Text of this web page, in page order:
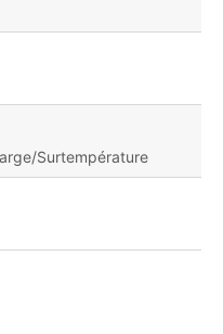
Surtempérature